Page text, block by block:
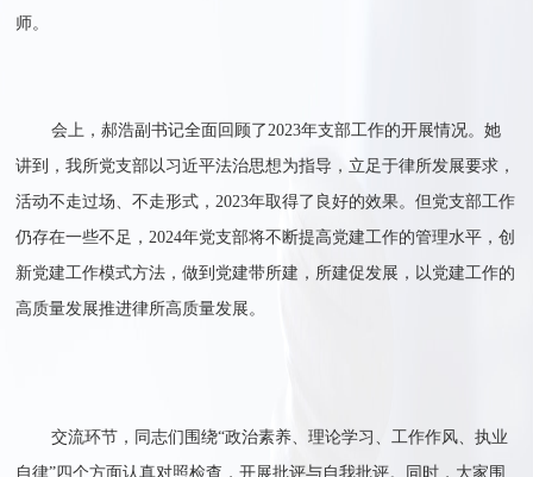
师。
会上，郝浩副书记全面回顾了2023年支部工作的开展情况。她
讲到，我所党支部以习近平法治思想为指导，立足于律所发展要求，
活动不走过场、不走形式，2023年取得了良好的效果。但党支部工作
仍存在一些不足，2024年党支部将不断提高党建工作的管理水平，创
新党建工作模式方法，做到党建带所建，所建促发展，以党建工作的
高质量发展推进律所高质量发展。
交流环节，同志们围绕“政治素养、理论学习 、工作作风、执业
自律”四个方面认真对照检查，开展批评与自我批评。同时，大家围